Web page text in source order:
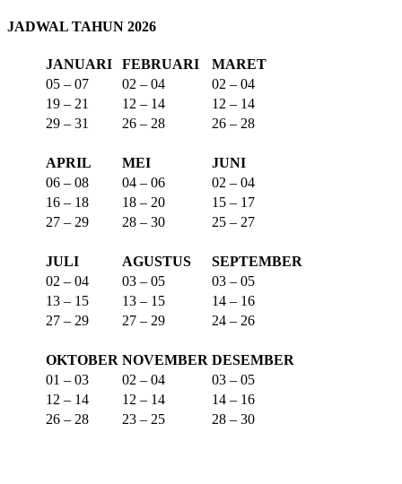
JADWAL TAHUN 2026
JANUARI FEBRUARI
MARET
05 – 07
02 – 04
02 – 04
19 – 21
12 – 14
12 – 14
29 – 31
26 – 28 26 – 28
APRIL MEI
JUNI
06 – 08
04 – 06
02 – 04
16 – 18
18 – 20
15 – 17
27 – 29
28 – 30 25 – 27
JULI AGUSTUS
SEPTEMBER
02 – 04
03 – 05
03 – 05
13 – 15
13 – 15
14 – 16
27 – 29
27 – 29 24 – 26
OKTOBER NOVEMBER DESEMBER
01 – 03
02 – 04
03 – 05
12 – 14
12 – 14
14 – 16
26 – 28
23 – 25 28 – 30